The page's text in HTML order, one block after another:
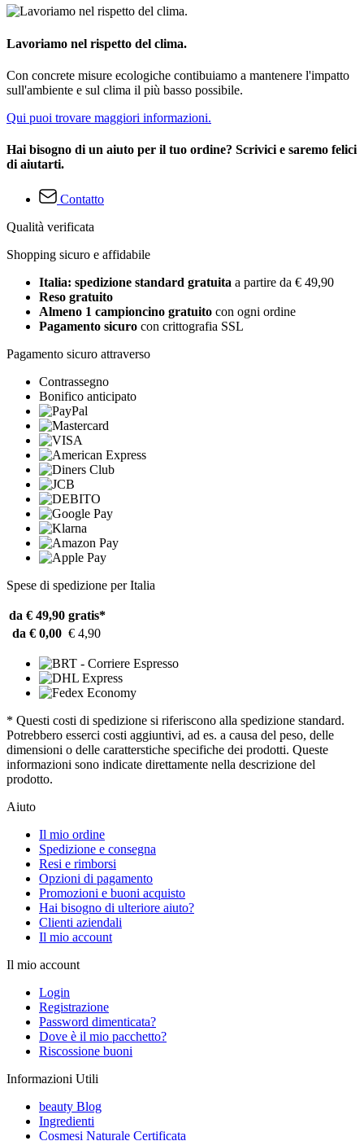
Lavoriamo nel rispetto del clima.
Con concrete misure ecologiche contibuiamo a mantenere l'impatto
sull'ambiente e sul clima il più basso possibile.
Qui puoi trovare maggiori informazioni.
Hai bisogno di un aiuto per il tuo ordine? Scrivici e saremo felici
di aiutarti.
Contatto
Qualità verificata
Shopping sicuro e affidabile
Italia: spedizione standard gratuita a partire da € 49,90
Reso gratuito
Almeno 1 campioncino gratuito con ogni ordine
Pagamento sicuro con crittografia SSL
Pagamento sicuro attraverso
Contrassegno
Bonifico anticipato
Spese di spedizione per Italia
da € 49,90 gratis*
da € 0,00 € 4,90
* Questi costi di spedizione si riferiscono alla spedizione standard.
Potrebbero esserci costi aggiuntivi, ad es. a causa del peso, delle
dimensioni o delle caratterstiche specifiche dei prodotti. Queste
informazioni sono indicate direttamente nella descrizione del
prodotto.
Aiuto
Il mio ordine
Spedizione e consegna
Resi e rimborsi
Opzioni di pagamento
Promozioni e buoni acquisto
Hai bisogno di ulteriore aiuto?
Clienti aziendali
Il mio account
Il mio account
Login
Registrazione
Password dimenticata?
Dove è il mio pacchetto?
Riscossione buoni
Informazioni Utili
beauty Blog
Ingredienti
Cosmesi Naturale Certificata